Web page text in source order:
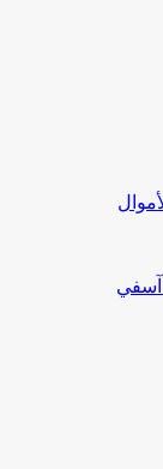
آسفي